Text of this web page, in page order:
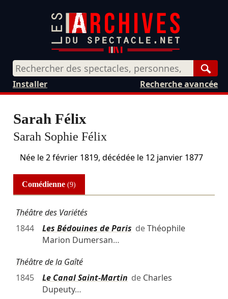
Recherche avancée
Installer
Sarah Félix
Sarah Sophie Félix
Née le2 février 1819, décédée le 12 janvier 1877
Comédienne(9)
Théâtre des Variétés
1844
Les Bédouines de Paris deThéophile
Marion Dumersan…
Théâtre de la Gaîté
1845
Le Canal Saint-Martin de Charles
Dupeuty…